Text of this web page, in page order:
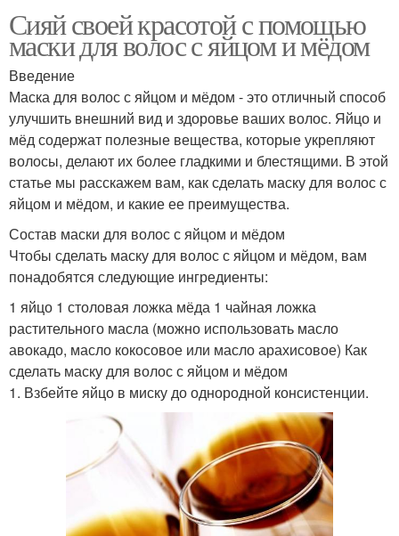
Сияй своей красотой с помощью
маски для волос с яйцом и мёдом
Введение
Маска для волос с яйцом и мёдом - это отличный способ
улучшить внешний вид и здоровье ваших волос. Яйцо и
мёд содержат полезные вещества, которые укрепляют
волосы, делают их более гладкими и блестящими. В этой
статье мы расскажем вам, как сделать маску для волос с
яйцом и мёдом, и какие ее преимущества.
Состав маски для волос с яйцом и мёдом
Чтобы сделать маску для волос с яйцом и мёдом, вам
понадобятся следующие ингредиенты:
1 яйцо 1 столовая ложка мёда 1 чайная ложка
растительного масла (можно использовать масло
авокадо, масло кокосовое или масло арахисовое) Как
сделать маску для волос с яйцом и мёдом
1. Взбейте яйцо в миску до однородной консистенции.